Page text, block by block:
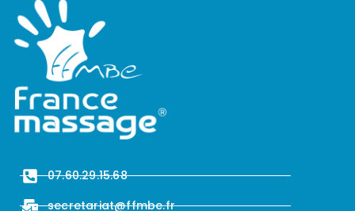
07.60.29.15.68
secretariat@ffmbe.fr